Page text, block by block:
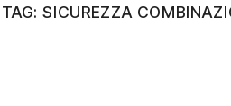
TAG:SICUREZZA